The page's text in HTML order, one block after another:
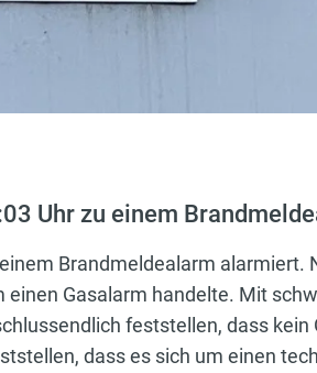
Uhr zu einem
Brandmeldealarm alarmiert.
Gasalarm handelte. Mit
feststellen, dass kein
dass es sich um einen